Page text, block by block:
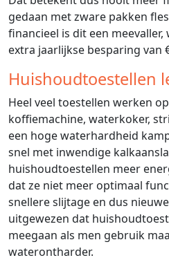
gedaan met zware pakken
financieel is dit een
extra jaarlijkse besparing van
Huishoudtoestellen
Heel veel toestellen werken
koffiemachine, waterkoker,
een hoge waterhardheid
snel met inwendige
huishoudtoestellen meer
dat ze niet meer optimaal
snellere slijtage en dus
uitgewezen dat
meegaan als men gebruik
waterontharder.